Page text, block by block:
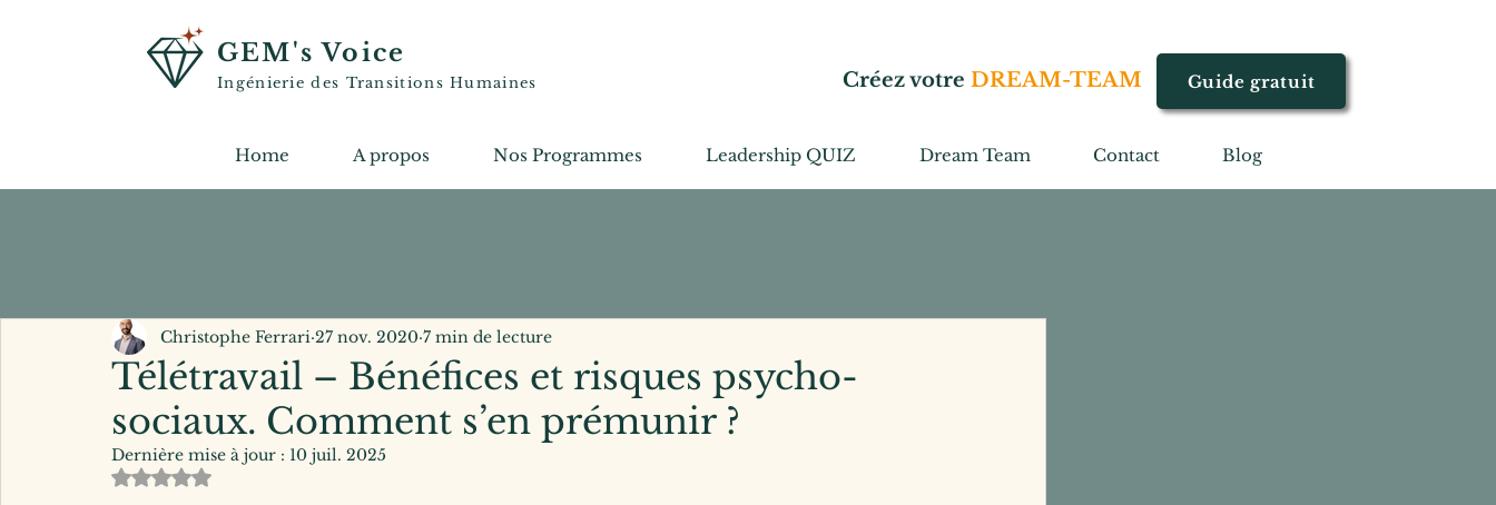
GEM's Voice
Ingénierie des Transitions Humaines Créez votre DREAM-TEAM Guide gratuit
Home A propos Nos Programmes Leadership QUIZ Dream Team Contact Blog
Télétravail – Bénéfices et risques psycho-
sociaux. Comment s’en prémunir ?
Christophe Ferrari 27 nov. 2020 7 min de lecture
Dernière mise à jour : 10 juil. 2025
Noté NaN étoiles sur 5.